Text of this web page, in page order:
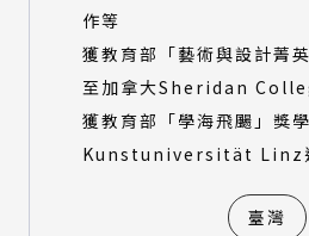
作等
獲教育部「藝術與設計菁
至加拿大Sheridan
獲教育部「學海飛颺」獎
Kunstuniversität Linz
臺灣